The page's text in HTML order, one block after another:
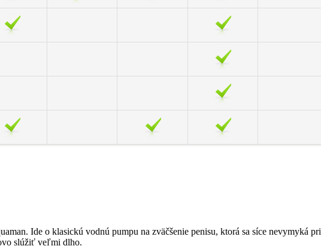
Ide o klasickú vodnú pumpu na zväčšenie penisu, ktorá sa síce nevymyká
slúžiť veľmi dlho.